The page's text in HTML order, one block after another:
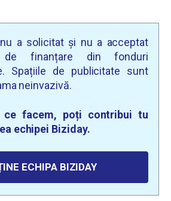
a solicitat și nu a acceptat
finanțare din fonduri
Spațiile de publicitate sunt
neinvazivă.
ce facem, poți contribui tu
echipei Biziday.
ECHIPA BIZIDAY